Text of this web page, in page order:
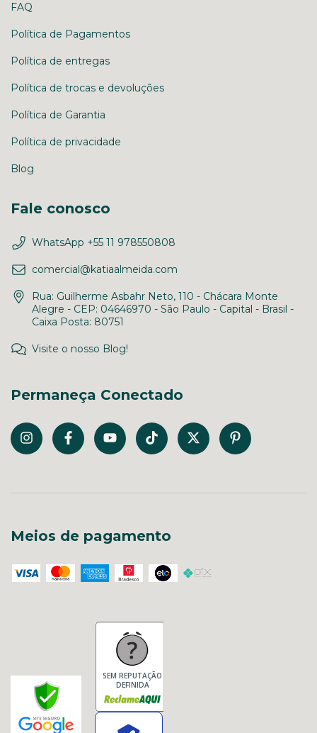
FAQ
Política de Pagamentos
Política de entregas
Política de trocas e devoluções
Política de Garantia
Política de privacidade
Blog
Fale conosco
WhatsApp +55 11 978550808
comercial@katiaalmeida.com
Rua: Guilherme Asbahr Neto, 110 - Chácara Monte
Alegre - CEP: 04646970 - São Paulo - Capital - Brasil -
Caixa Posta: 80751
Visite o nosso Blog!
Permaneça Conectado
Meios de pagamento
SEM REPUTAÇÃO
DEFINIDA